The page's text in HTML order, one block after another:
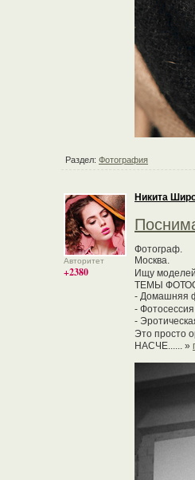
Раздел: Фотография
Авторитет
+2380
Никита
Фотограф.
Москва.
Ищу
ТЕМЫ
- Домашняя
-
-
Это просто
НАСЧЕ...... »